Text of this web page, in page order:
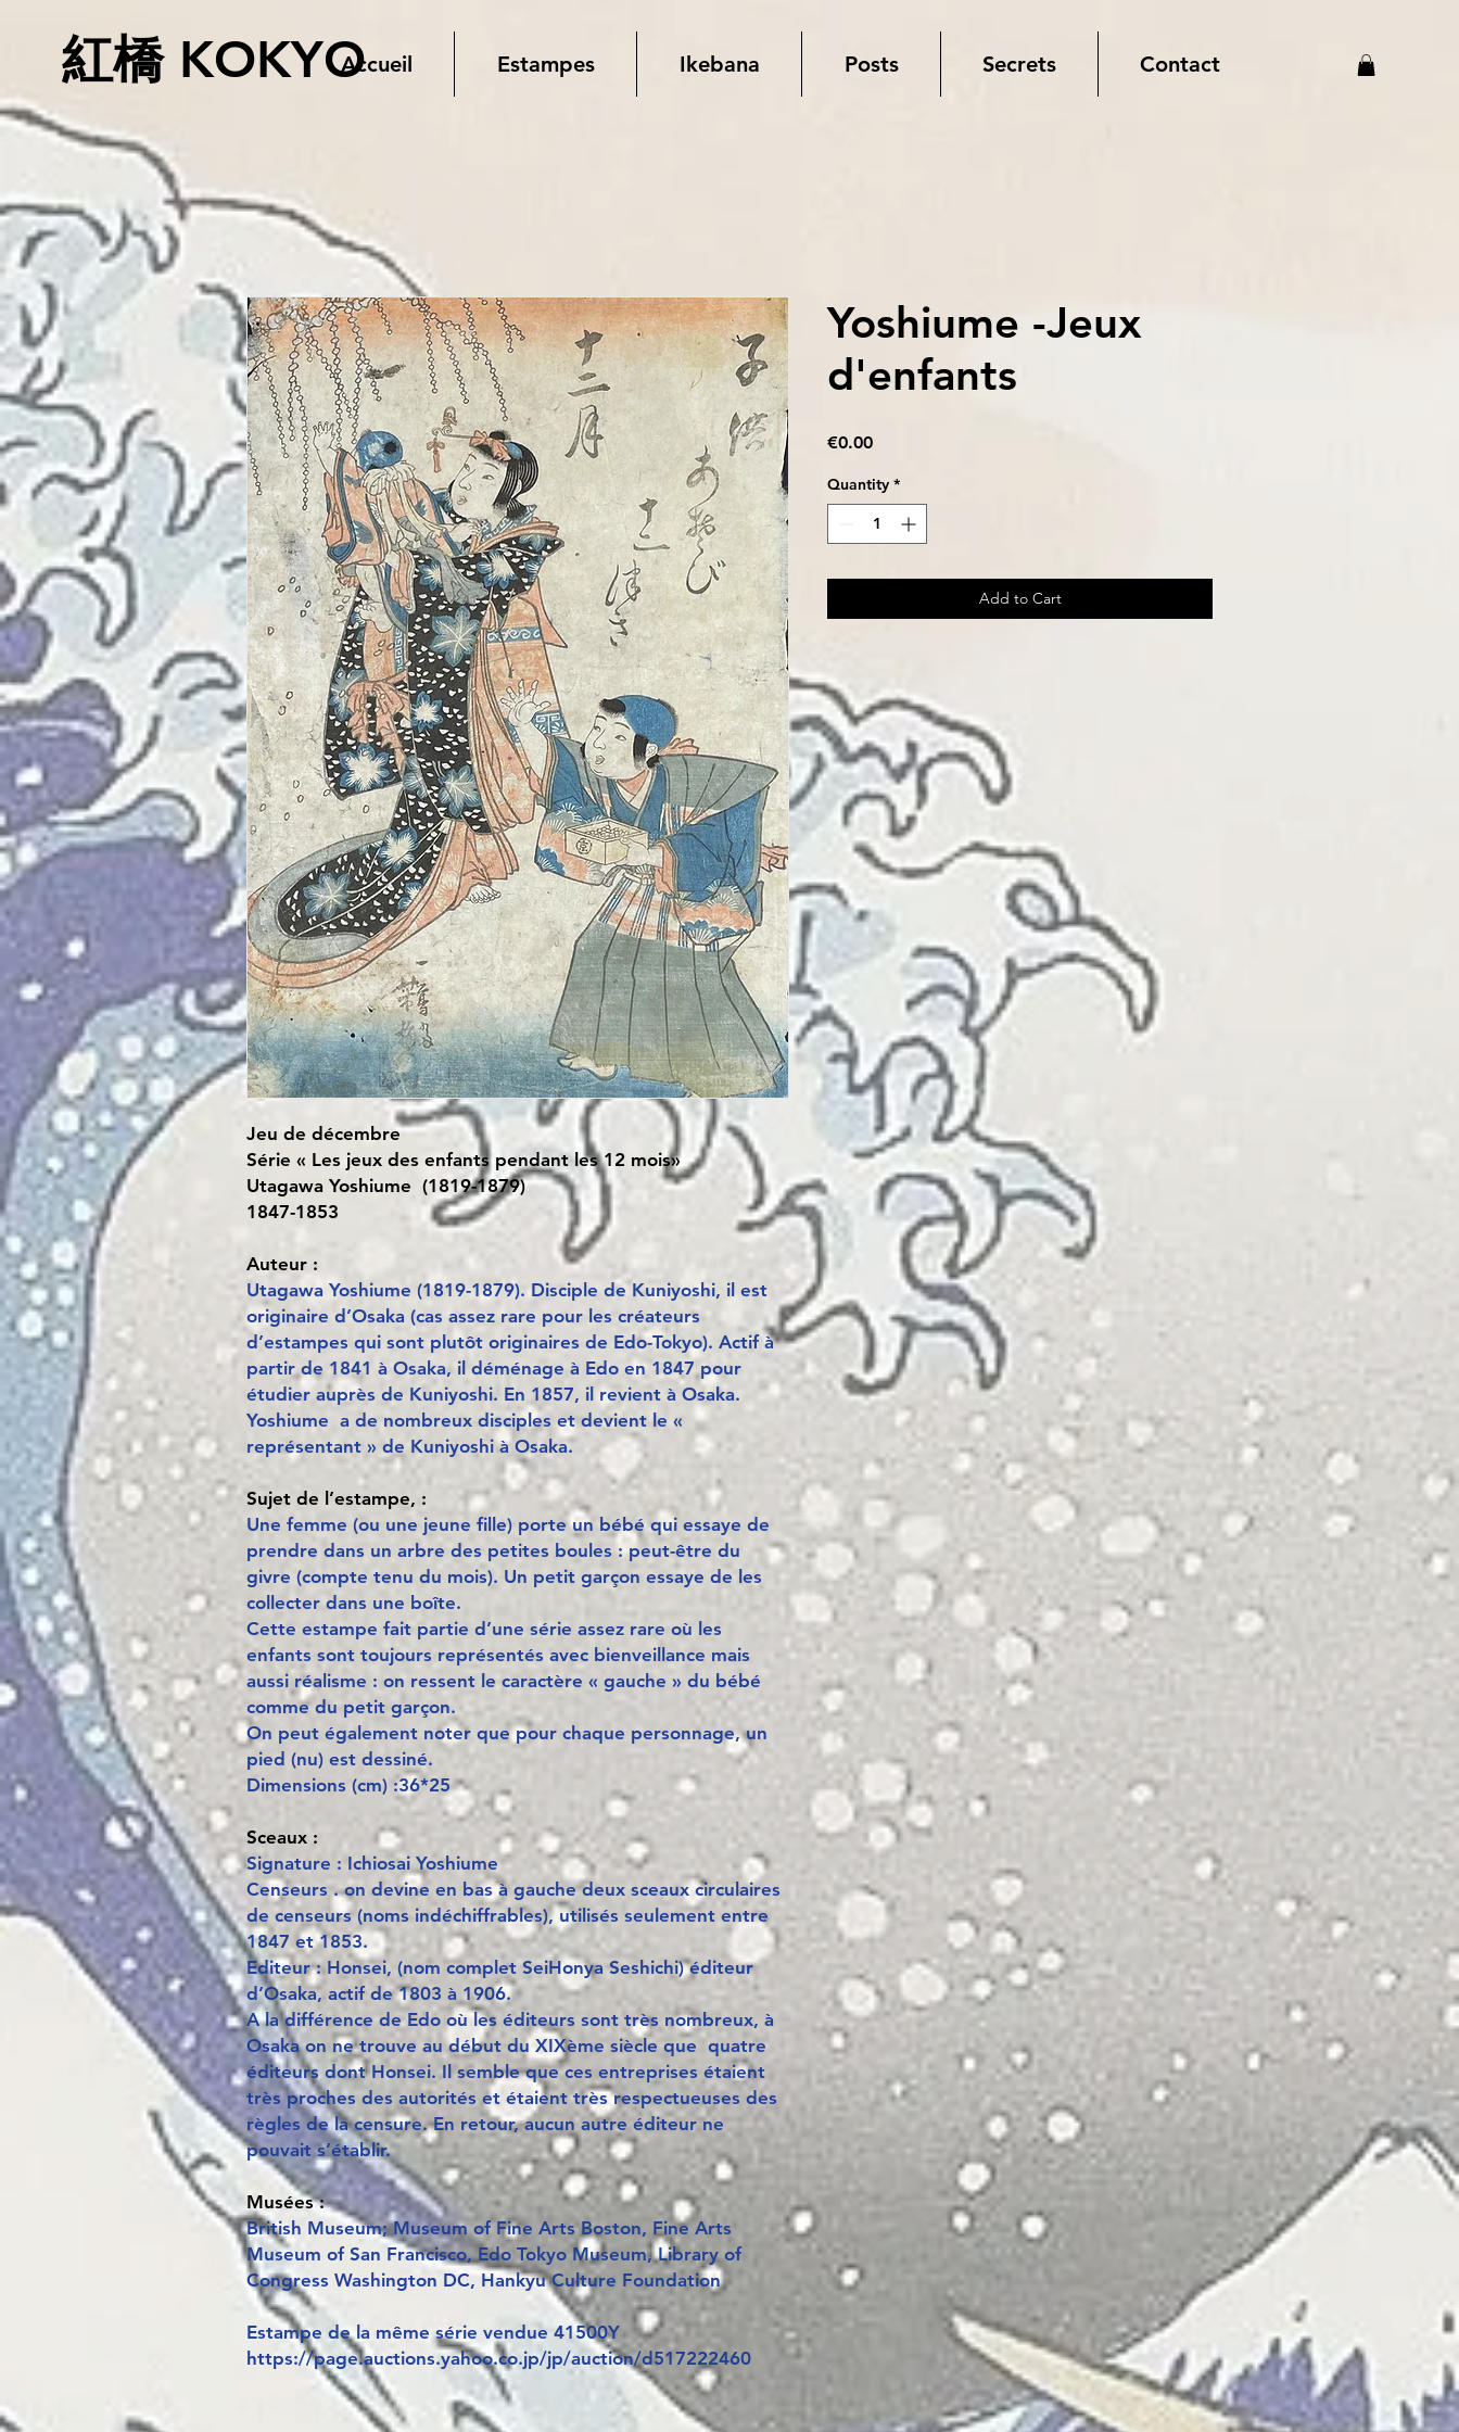
紅橋 KOKYOAccueil Estampes Ikebana Posts Secrets Contact
Jeu de décembre
Série « Les jeux des enfants pendant les 12 mois»
Utagawa Yoshiume (1819-1879)
1847-1853
Auteur :
Utagawa Yoshiume (1819-1879). Disciple de Kuniyoshi, il est
originaire d’Osaka (cas assez rare pour les créateurs
d’estampes qui sont plutôt originaires de Edo-Tokyo). Actif à
partir de 1841 à Osaka, il déménage à Edo en 1847 pour
étudier auprès de Kuniyoshi. En 1857, il revient à Osaka.
Yoshiume a de nombreux disciples et devient le «
représentant » de Kuniyoshi à Osaka.
Sujet de l’estampe, :
Une femme (ou une jeune fille) porte un bébé qui essaye de
prendre dans un arbre des petites boules : peut-être du
givre (compte tenu du mois). Un petit garçon essaye de les
collecter dans une boîte.
Cette estampe fait partie d’une série assez rare où les
enfants sont toujours représentés avec bienveillance mais
aussi réalisme : on ressent le caractère « gauche » du bébé
comme du petit garçon.
On peut également noter que pour chaque personnage, un
pied (nu) est dessiné.
Dimensions (cm) :36*25
Sceaux :
Signature : Ichiosai Yoshiume
Censeurs . on devine en bas à gauche deux sceaux circulaires
de censeurs (noms indéchiffrables), utilisés seulement entre
1847 et 1853.
Editeur : Honsei, (nom complet SeiHonya Seshichi) éditeur
d’Osaka, actif de 1803 à 1906.
A la différence de Edo où les éditeurs sont très nombreux, à
Osaka on ne trouve au début du XIXème siècle que quatre
éditeurs dont Honsei. Il semble que ces entreprises étaient
très proches des autorités et étaient très respectueuses des
règles de la censure. En retour, aucun autre éditeur ne
pouvait s’établir.
Musées :
British Museum; Museum of Fine Arts Boston, Fine Arts
Museum of San Francisco, Edo Tokyo Museum, Library of
Congress Washington DC, Hankyu Culture Foundation
Estampe de la même série vendue 41500Y
https://page.auctions.yahoo.co.jp/jp/auction/d517222460
Yoshiume -Jeux
d'enfants
€0.00Price
Quantity *
Add to Cart